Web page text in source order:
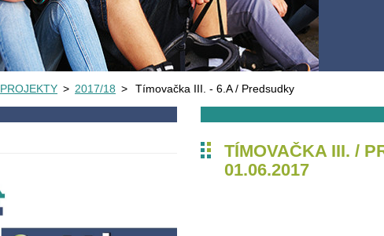
PROJEKTY > 2017/18 > Tímovačka III. - 6.A / Predsudky
TÍMOVAČKA III. /
01.06.2017